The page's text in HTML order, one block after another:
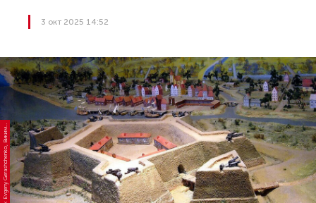
3 окт 2025 14:52
Ф
о
т
о:
E
v
g
e
n
y
G
er
a
s
h
c
h
e
n
k
o,
В
и
к
и
м
е
д
и
а